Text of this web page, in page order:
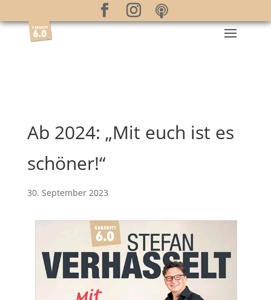
Ab 2024: „Mit euch ist es
schöner!“
30. September 2023